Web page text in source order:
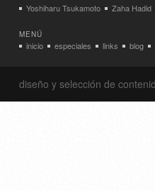
Yoshiharu Tsukamoto
Zaha Hadid
MENÚ
inicio especiales links blog
diseño y selección de